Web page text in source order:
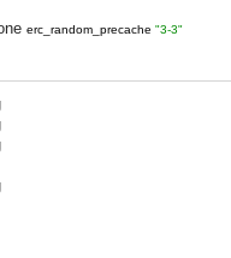
erc_random_precache"3-3"